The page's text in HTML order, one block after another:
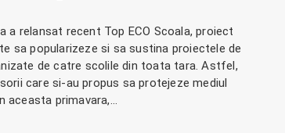
a relansat recent Top ECO Scoala, proiect
sa popularizeze si sa sustina proiectele de
de catre scolile din toata tara. Astfel,
care si-au propus sa protejeze mediul
aceasta primavara,…